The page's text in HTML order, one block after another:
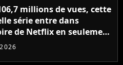
millions de vues, cette
série entre dans
de Netflix en seulement